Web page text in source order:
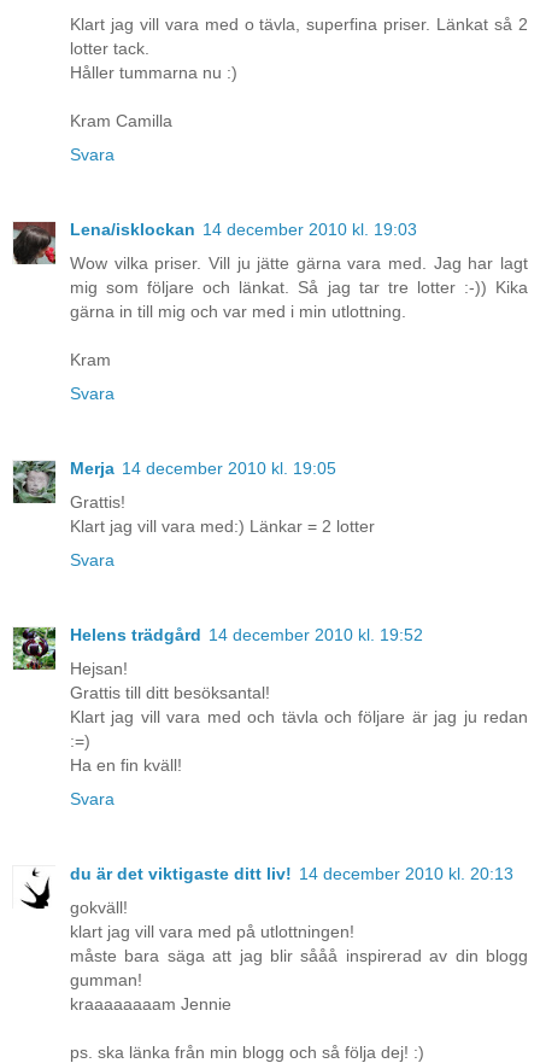
Klart jag vill vara med o tävla, superfina priser. Länkat så 2
lotter tack.
Håller tummarna nu :)
Kram Camilla
Svara
Lena/isklockan 14 december 2010 kl. 19:03
Wow vilka priser. Vill ju jätte gärna vara med. Jag har lagt
mig som följare och länkat. Så jag tar tre lotter :-)) Kika
gärna in till mig och var med i min utlottning.
Kram
Svara
Merja 14 december 2010 kl. 19:05
Grattis!
Klart jag vill vara med:) Länkar = 2 lotter
Svara
Helens trädgård 14 december 2010 kl. 19:52
Hejsan!
Grattis till ditt besöksantal!
Klart jag vill vara med och tävla och följare är jag ju redan
:=)
Ha en fin kväll!
Svara
du är det viktigaste ditt liv! 14 december 2010 kl. 20:13
gokväll!
klart jag vill vara med på utlottningen!
måste bara säga att jag blir sååå inspirerad av din blogg
gumman!
kraaaaaaaam Jennie
ps. ska länka från min blogg och så följa dej! :)